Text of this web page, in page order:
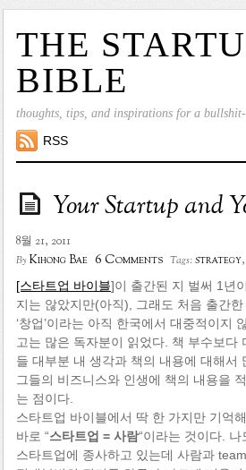
THE
BIBLE
thoughts, tips, and inspirations for a
RSS
Your Startup and
8월 21, 2011
ByKihong Bae 6 Comments Tags:strategy,
[스타트업 바이블]이 출간된 지 벌써 1년
지는 않았지만(아직), 그래도 처음 출간한
‘창업’이라는 아직 한국에서 대중적이지
고는 많은 독자분이 읽었다. 책 부수보다
들 대부분 내 생각과 책의 내용에 대해서
그들의 비즈니스와 인생에 책의 내용을
는 점이다.
스타트업 바이블에서 딱 한 가지만 기억
바로 “스타트업 = 사람“이라는 것이다.
스타트업에 종사하고 있는데 사람과